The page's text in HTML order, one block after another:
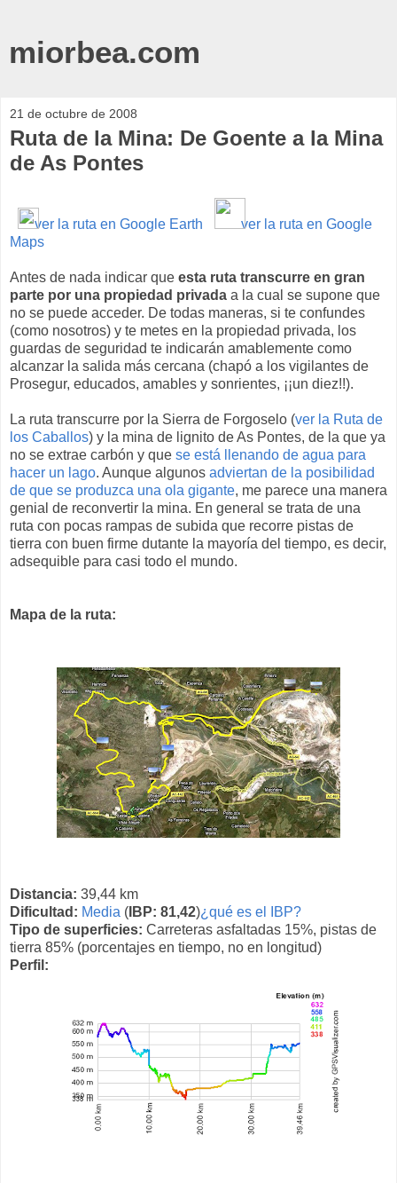
miorbea.com
21 de octubre de 2008
Ruta de la Mina: De Goente a la Mina
de As Pontes
ver la ruta en Google Earth
ver la ruta en Google
Maps
Antes de nada indicar que esta ruta transcurre en gran
parte por una propiedad privada a la cual se supone que
no se puede acceder. De todas maneras, si te confundes
(como nosotros) y te metes en la propiedad privada, los
guardas de seguridad te indicarán amablemente como
alcanzar la salida más cercana (chapó a los vigilantes de
Prosegur, educados, amables y sonrientes, ¡¡un diez!!).
La ruta transcurre por la Sierra de Forgoselo (ver la Ruta de
los Caballos) y la mina de lignito de As Pontes, de la que ya
no se extrae carbón y que se está llenando de agua para
hacer un lago. Aunque algunos adviertan de la posibilidad
de que se produzca una ola gigante, me parece una manera
genial de reconvertir la mina. En general se trata de una
ruta con pocas rampas de subida que recorre pistas de
tierra con buen firme dutante la mayoría del tiempo, es decir,
adsequible para casi todo el mundo.
Mapa de la ruta:
Distancia: 39,44 km
Dificultad: Media ( IBP: 81,42)¿qué es el IBP?
Tipo de superficies: Carreteras asfaltadas 15%, pistas de
tierra 85% (porcentajes en tiempo, no en longitud)
Perfil: